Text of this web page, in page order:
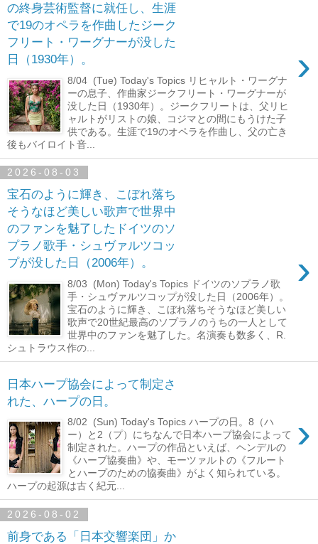
の終身芸術監督に就任し、生涯
で19のオペラを作曲したジーク
フリート・ワーグナーが没した
日（1930年）。
›
8/04 (Tue) Today's Topics リヒャルト・ワーグナ
ーの息子、作曲家ジークフリート・ワーグナーが
没した日（1930年）。ジークフリートは、父リヒ
ャルトがリストの娘、コジマとの間にもうけた子
供である。生涯で19のオペラを作曲し、父の亡き
後もバイロイト音...
2026-08-03
宝石のように輝き、こぼれ落ち
そうなほど美しい歌声で世界中
のファンを魅了したドイツのソ
プラノ歌手・シュヴァルツコッ
プが没した日（2006年）。
›
8/03 (Mon) Today's Topics ドイツのソプラノ歌
手・シュヴァルツコップが没した日（2006年）。
宝石のように輝き、こぼれ落ちそうなほど美しい
歌声で20世紀最高のソプラノのうちの一人として
世界中のファンを魅了した。名演奏も数多く、R.
シュトラウス作の...
日本ハープ協会によって制定さ
れた、ハープの日。
›
8/02 (Sun) Today's Topics ハープの日。8（ハ
ー）と2（プ）にちなんで日本ハープ協会によって
制定された。ハープの作品といえば、ヘンデルの
《ハープ協奏曲》や、モーツァルトの《フルート
とハープのための協奏曲》がよく知られている。
ハープの起源は古く紀元...
2026-08-02
前身である「日本交響楽団」か